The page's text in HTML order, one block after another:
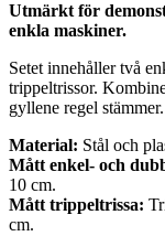
Utmärkt för
enkla maskiner.
Setet innehåller två
trippeltrissor.
gyllene regel stämmer.
Material: Stål och
Mått enkel- och
10 cm.
Mått trippeltrissa:
cm.